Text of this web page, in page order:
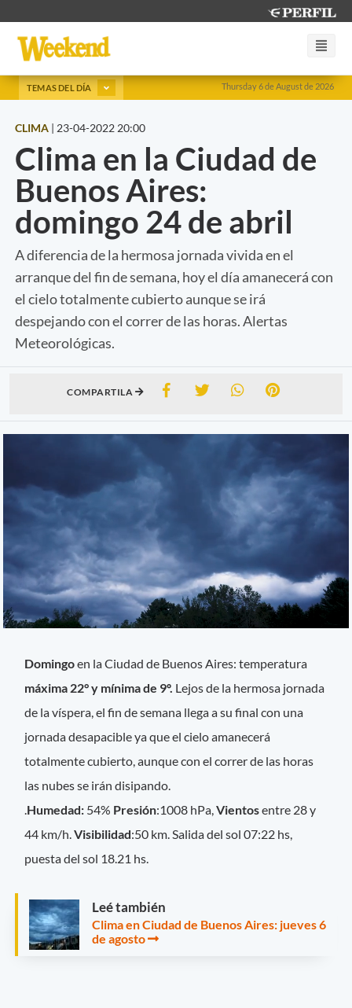
Thursday 6 de August de 2026
TEMAS DEL DÍA
CLIMA | 23-04-2022 20:00
Clima en la Ciudad de
Buenos Aires:
domingo 24 de abril
A diferencia de la hermosa jornada vivida en el
arranque del fin de semana, hoy el día amanecerá con
el cielo totalmente cubierto aunque se irá
despejando con el correr de las horas. Alertas
Meteorológicas.
COMPARTILA
Domingoen la Ciudad de Buenos Aires: temperatura
máxima 22° y mínima de 9º. Lejos de la hermosa jornada
de la víspera, el fin de semana llega a su final con una
jornada desapacible ya que el cielo amanecerá
totalmente cubierto, aunque con el correr de las horas
las nubes se irán disipando.
Humedad: 54% Presión:1008 hPa,Vientosentre 28 y
44 km/h. Visibilidad:50 km. Salida del sol 07:22 hs,
puesta del sol 18.21 hs.
Leé también
Clima en Ciudad de Buenos Aires: jueves 6
de agosto